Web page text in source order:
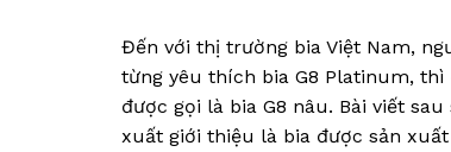
Đến với thị trường bia Việt Nam,
từng yêu thích bia G8 Platinum, thì
được gọi là bia G8 nâu. Bài viết
xuất giới thiệu là bia được sản